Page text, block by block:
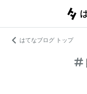
はてなブログ トップ